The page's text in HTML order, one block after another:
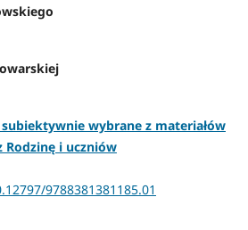
wybrane z materiałów
Rodzinę i uczniów
9788381381185.01